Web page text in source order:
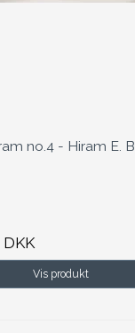
no.4 - Hiram E.
Vis produkt